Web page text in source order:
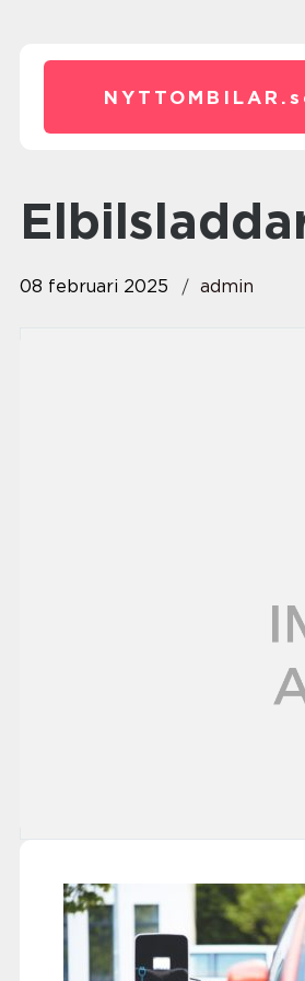
NYTTOMBILAR.
08 februari 2025 admin